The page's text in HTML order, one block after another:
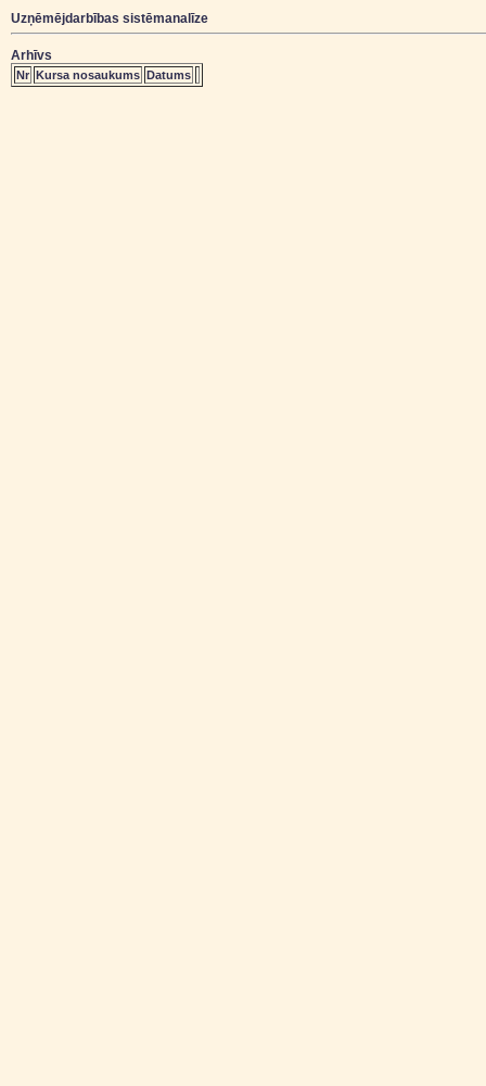
Uzņēmējdarbības sistēmanalīze
Arhīvs
Nr Kursa nosaukums Datums